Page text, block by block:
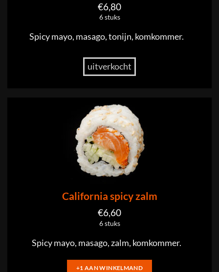
€6,80
6 stuks
Spicy mayo, masago, tonijn, komkommer.
uitverkocht
California spicy zalm
€6,60
6 stuks
Spicy mayo, masago, zalm, komkommer.
+1 AAN WINKELMAND